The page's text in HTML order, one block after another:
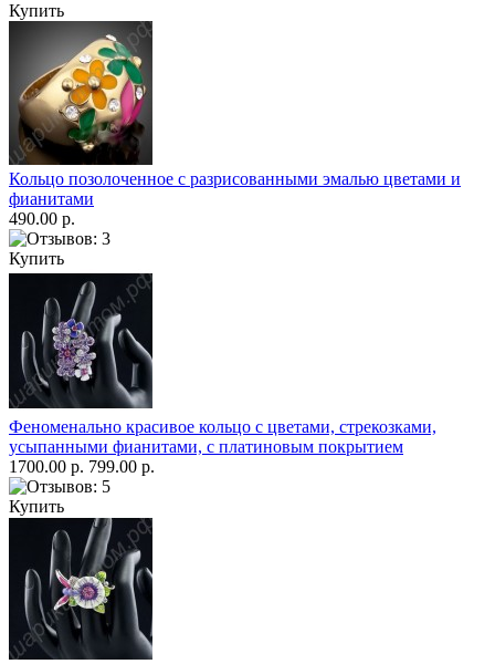
Купить
Кольцо позолоченное с разрисованными эмалью цветами и
фианитами
490.00 р.
Купить
Феноменально красивое кольцо с цветами, стрекозками,
усыпанными фианитами, с платиновым покрытием
1700.00 р. 799.00 р.
Купить